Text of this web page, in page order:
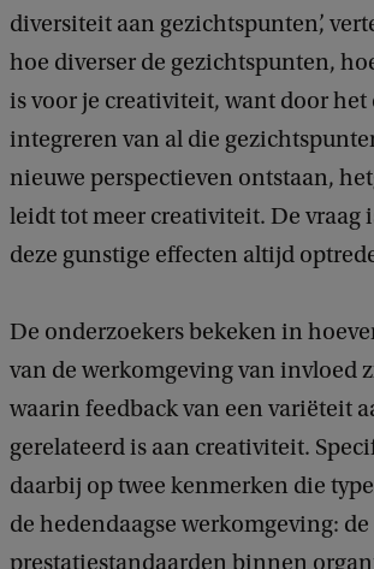
diversiteit aan gezichtspunten’,
hoe diverser de gezichtspunten,
is voor je creativiteit, want door
integreren van al die
nieuwe perspectieven ontstaan,
leidt tot meer creativiteit. De vraag
deze gunstige effecten altijd
De onderzoekers bekeken in
van de werkomgeving van invloed
waarin feedback van een variëteit
gerelateerd is aan creativiteit.
daarbij op twee kenmerken die
de hedendaagse werkomgeving:
prestatiestandaarden binnen